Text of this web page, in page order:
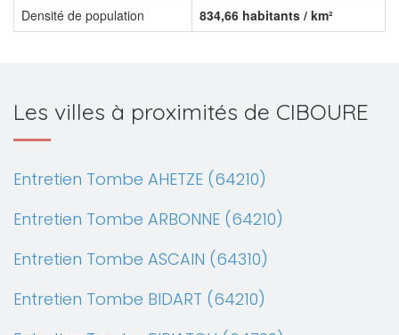
Densité de population
834,66 habitants / km²
Les villes à proximités de CIBOURE
Entretien Tombe AHETZE (64210)
Entretien Tombe ARBONNE (64210)
Entretien Tombe ASCAIN (64310)
Entretien Tombe BIDART (64210)